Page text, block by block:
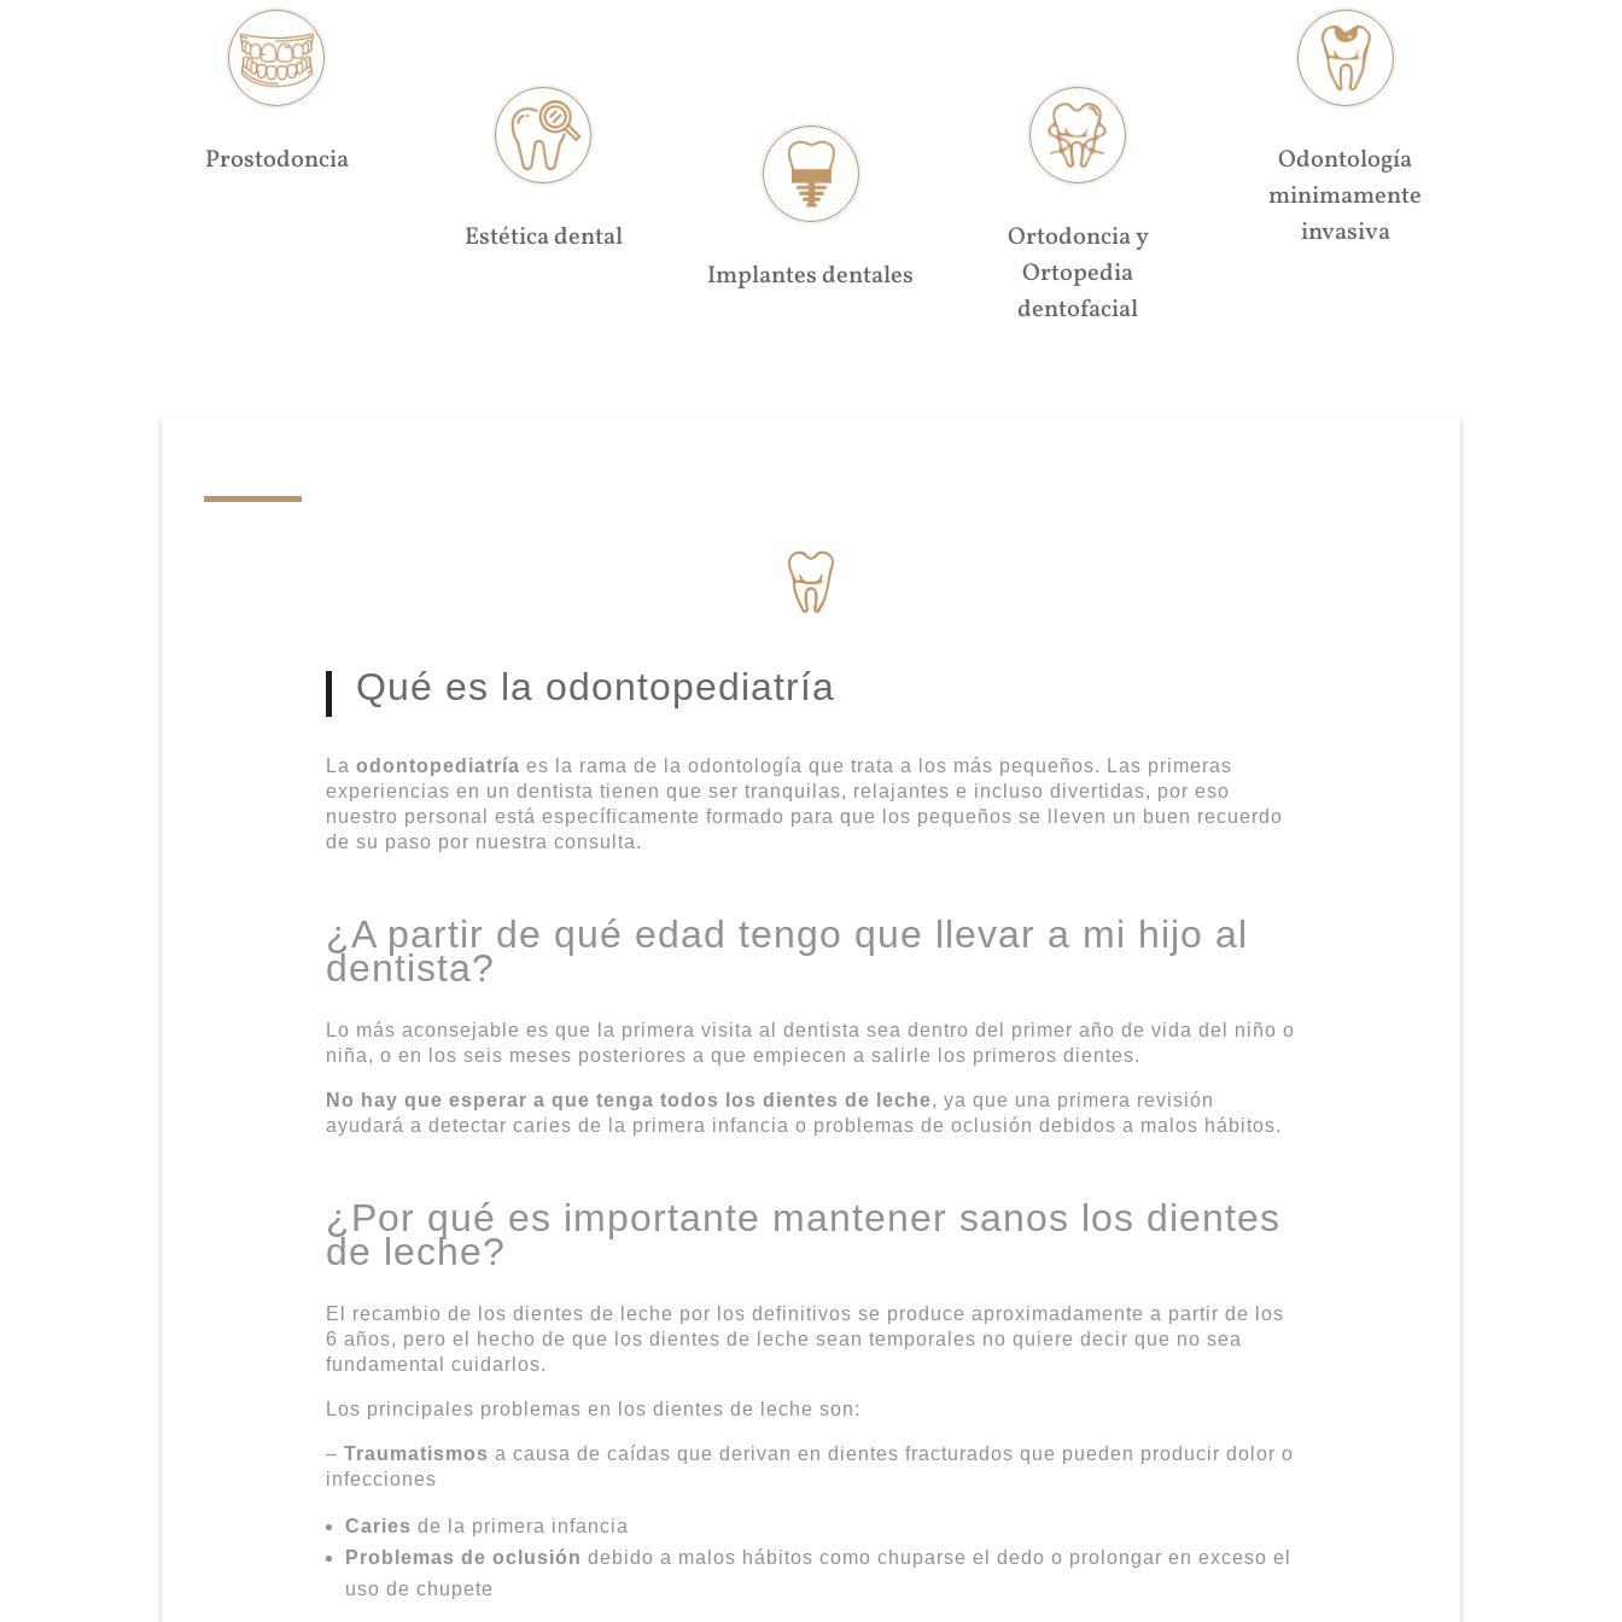
Prostodoncia
Estética dental
Implantes dentales
Ortodoncia y
Ortopedia
dentofacial
Odontología
minimamente
invasiva
Qué es la odontopediatría
La odontopediatría es la rama de la odontología que trata a los más pequeños. Las primeras
experiencias en un dentista tienen que ser tranquilas, relajantes e incluso divertidas, por eso
nuestro personal está específicamente formado para que los pequeños se lleven un buen recuerdo
de su paso por nuestra consulta.
¿A partir de qué edad tengo que llevar a mi hijo al
dentista?
Lo más aconsejable es que la primera visita al dentista sea dentro del primer año de vida del niño o
niña, o en los seis meses posteriores a que empiecen a salirle los primeros dientes.
No hay que esperar a que tenga todos los dientes de leche, ya que una primera revisión
ayudará a detectar caries de la primera infancia o problemas de oclusión debidos a malos hábitos.
¿Por qué es importante mantener sanos los dientes
de leche?
El recambio de los dientes de leche por los definitivos se produce aproximadamente a partir de los
6 años, pero el hecho de que los dientes de leche sean temporales no quiere decir que no sea
fundamental cuidarlos.
Los principales problemas en los dientes de leche son:
– Traumatismos a causa de caídas que derivan en dientes fracturados que pueden producir dolor o
infecciones
Caries de la primera infancia
Problemas de oclusión debido a malos hábitos como chuparse el dedo o prolongar en exceso el
uso de chupete